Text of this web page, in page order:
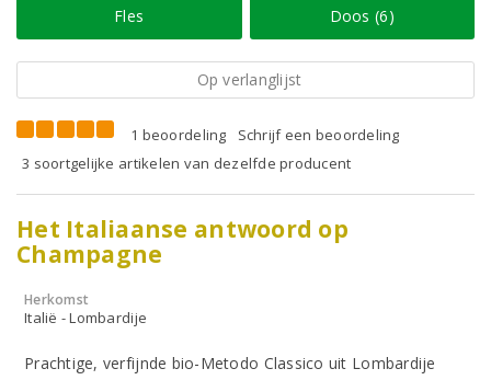
Fles Doos (6)
Op verlanglijst
1 beoordeling
Schrijf een beoordeling
3 soortgelijke artikelen van dezelfde producent
Het Italiaanse antwoord op
Champagne
Herkomst
Italië - Lombardije
Prachtige, verfijnde bio-Metodo Classico uit Lombardije